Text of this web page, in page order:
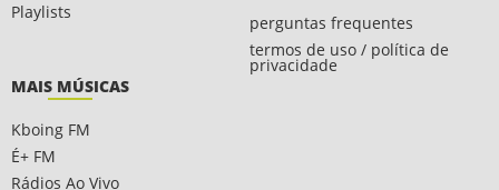
Playlists
perguntas frequentes
termos de uso / política de
privacidade
MAIS MÚSICAS
Kboing FM
É+ FM
Rádios Ao Vivo